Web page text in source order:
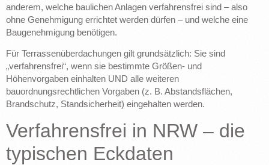
anderem, welche baulichen Anlagen verfahrensfrei sind – also
ohne Genehmigung errichtet werden dürfen – und welche eine
Baugenehmigung benötigen.
Für Terrassenüberdachungen gilt grundsätzlich: Sie sind
„verfahrensfrei“, wenn sie bestimmte Größen- und
Höhenvorgaben einhalten UND alle weiteren
bauordnungsrechtlichen Vorgaben (z. B. Abstandsflächen,
Brandschutz, Standsicherheit) eingehalten werden.
Verfahrensfrei in NRW – die
typischen Eckdaten